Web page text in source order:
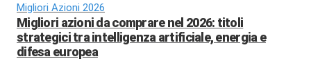
Migliori Azioni 2026
Migliori azioni da comprare nel 2026: titoli
strategici tra intelligenza artificiale, energia e
difesa europea